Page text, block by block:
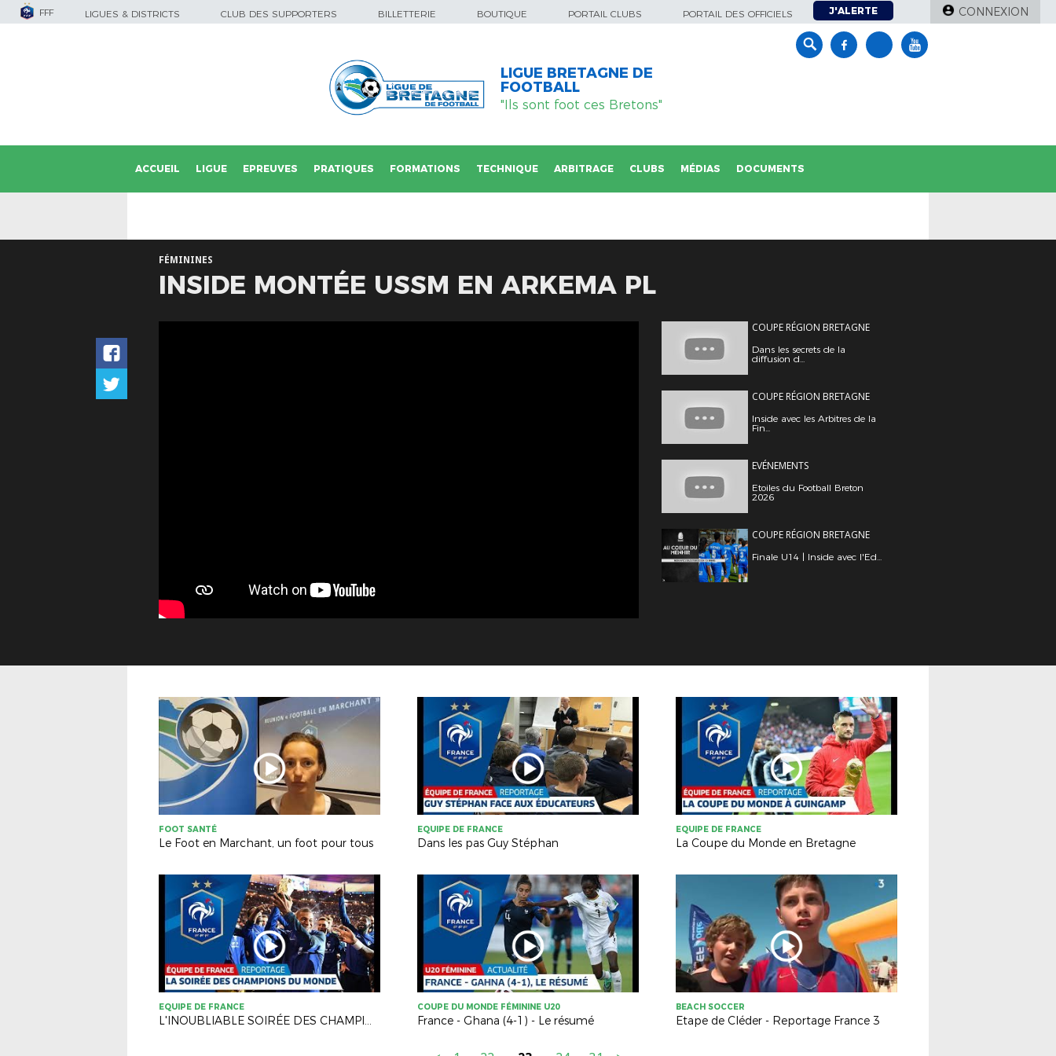
FFF LIGUES & DISTRICTS CLUB DES SUPPORTERS BILLETTERIE BOUTIQUE PORTAIL CLUBS PORTAIL DES OFFICIELS J'ALERTE CONNEXION
LIGUE BRETAGNE DE
FOOTBALL
"Ils sont foot ces Bretons"
ACCUEIL LIGUE EPREUVES PRATIQUES FORMATIONS TECHNIQUE ARBITRAGE CLUBS MÉDIAS DOCUMENTS
FÉMININES
INSIDE MONTÉE USSM EN ARKEMA PL
COUPE RÉGION BRETAGNE
Dans les secrets de la
diffusion d...
COUPE RÉGION BRETAGNE
Inside avec les Arbitres de la
Fin...
EVÉNEMENTS
Etoiles du Football Breton
2026
COUPE RÉGION BRETAGNE
Finale U14 | Inside avec l'Ed...
FOOT SANTÉ
Le Foot en Marchant, un foot pour tous
EQUIPE DE FRANCE
Dans les pas Guy Stéphan
EQUIPE DE FRANCE
La Coupe du Monde en Bretagne
EQUIPE DE FRANCE
L'INOUBLIABLE SOIRÉE DES CHAMPIONS DU MONDE !
COUPE DU MONDE FÉMININE U20
France - Ghana (4-1) - Le résumé
BEACH SOCCER
Etape de Cléder - Reportage France 3